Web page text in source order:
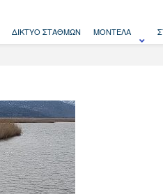
ΔΊΚΤΥΟ ΣΤΑΘΜΏΝ ΜΟΝΤΈΛΑ